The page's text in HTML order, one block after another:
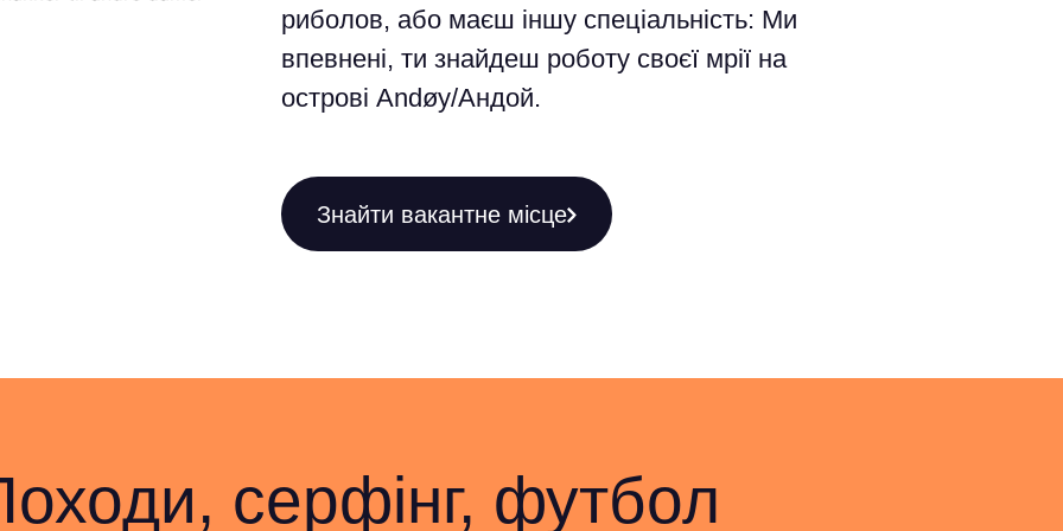
риболов, або маєш іншу спеціальність: Ми
впевнені, ти знайдеш роботу своєї мрії на
острові Andøy/Андой.
Знайти вакантне місце
серфінг, футбол